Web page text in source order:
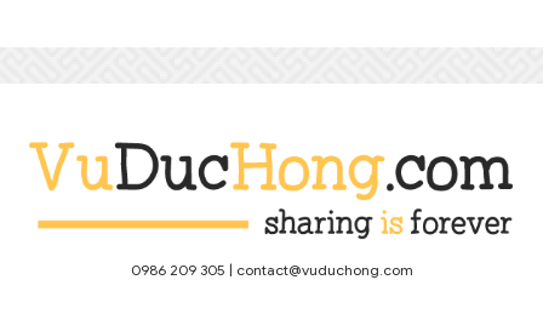
0986 209 305 | contact@vuduchong.com